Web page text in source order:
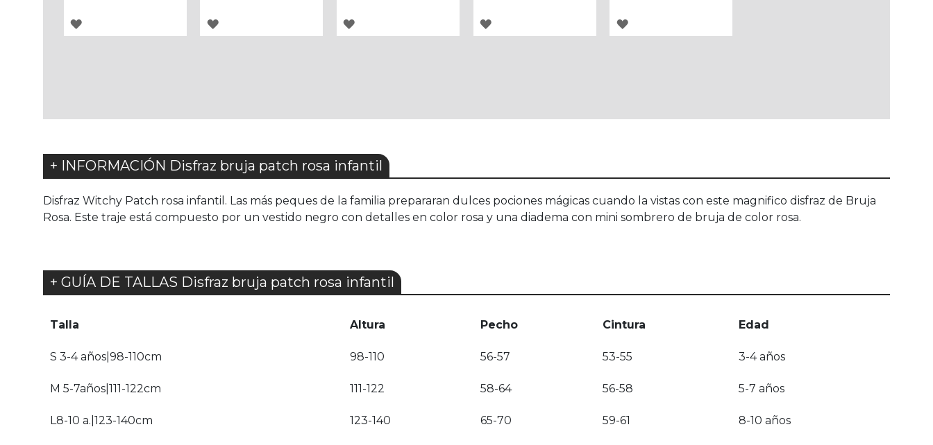
AGREGAR
AGREGAR
AGREGAR
AGREGAR
AGREGAR
+ INFORMACIÓN Disfraz bruja patch rosa infantil
Disfraz Witchy Patch rosa infantil. Las más peques de la familia prepararan dulces pociones mágicas cuando la vistas con este magnifico disfraz de Bruja
Rosa. Este traje está compuesto por un vestido negro con detalles en color rosa y una diadema con mini sombrero de bruja de color rosa.
+ GUÍA DE TALLAS Disfraz bruja patch rosa infantil
Talla Altura Pecho Cintura Edad
S 3-4 años|98-110cm 98-110 56-57 53-55 3-4 años
M 5-7años|111-122cm 111-122 58-64 56-58 5-7 años
L8-10 a.|123-140cm 123-140 65-70 59-61 8-10 años